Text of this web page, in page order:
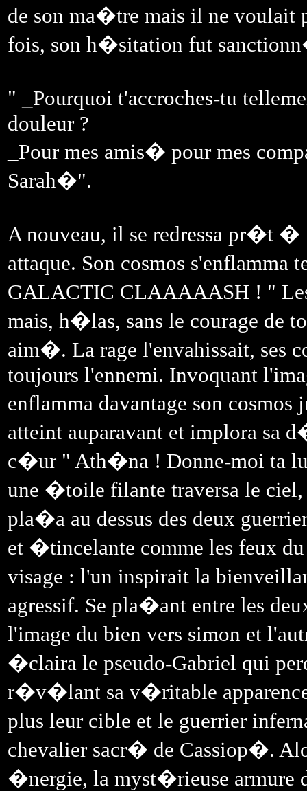
de son ma�tre mais il ne
fois, son h�sitation fut
" _Pourquoi t'accroches-tu
douleur ?
_Pour mes amis� pour mes
Sarah�".
A nouveau, il se redressa pr�t �
attaque. Son cosmos
GALACTIC CLAAAAASH ! "
mais, h�las, sans le courage de
aim�. La rage l'envahissait,
toujours l'ennemi. Invoquant
enflamma davantage son
atteint auparavant et implora sa
c�ur " Ath�na ! Donne-moi ta
une �toile filante traversa le ciel,
pla�a au dessus des deux
et �tincelante comme les feux
visage : l'un inspirait la
agressif. Se pla�ant entre les
l'image du bien vers simon et
�claira le pseudo-Gabriel qui
r�v�lant sa v�ritable
plus leur cible et le guerrier
chevalier sacr� de Cassiop�.
�nergie, la myst�rieuse